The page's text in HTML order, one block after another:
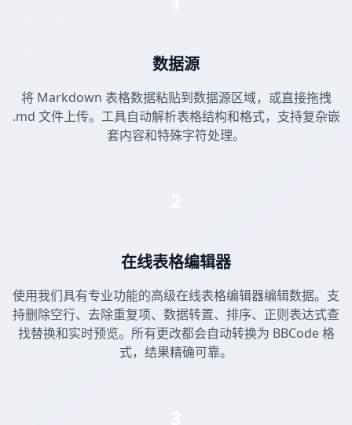
数据源
将 Markdown 表格数据粘贴到数据源区域，或直接拖拽
.md 文件上传。工具自动解析表格结构和格式，支持复杂嵌
套内容和特殊字符处理。
在线表格编辑器
使用我们具有专业功能的高级在线表格编辑器编辑数据。支
持删除空行、去除重复项、数据转置、排序、正则表达式查
找替换和实时预览。所有更改都会自动转换为 BBCode 格
式，结果精确可靠。